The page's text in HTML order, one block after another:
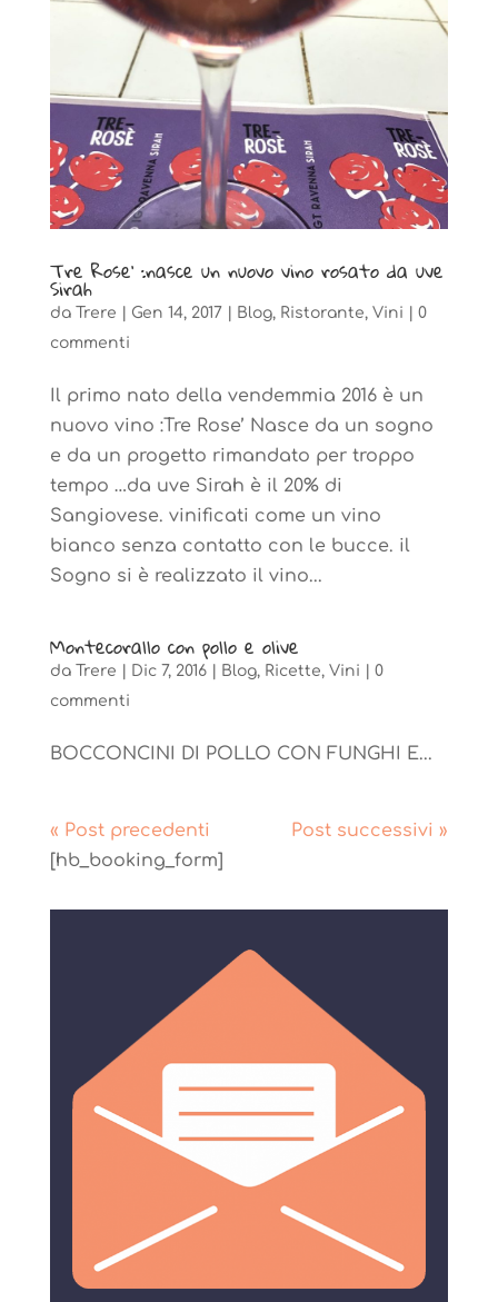
Tre Rose’ :nasce un nuovo vino rosato da uve
Sirah
da Trere Gen 14, 2017 Blog, Ristorante, Vini
0
commenti
Il primo nato della vendemmia 2016 è un
nuovo vino :Tre Rose’ Nasce da un sogno
e da un progetto rimandato per troppo
tempo …da uve Sirah è il 20% di
Sangiovese. vinificati come un vino
bianco senza contatto con le bucce. il
Sogno si è realizzato il vino...
Montecorallo con pollo e olive
da Trere Dic 7, 2016| Blog, Ricette, Vini
0
commenti
BOCCONCINI DI POLLO CON FUNGHI E...
« Post precedenti
Post successivi »
[hb_booking_form]